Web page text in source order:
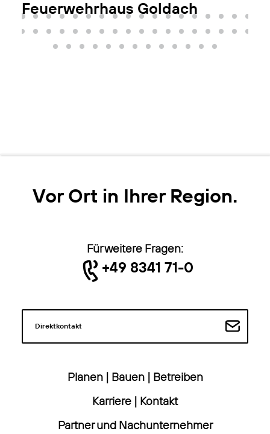
Feuerwehrhaus Goldach
Vor Ort in Ihrer Region.
Für weitere Fragen:
+49 8341 71-0
Direktkontakt
Planen| Bauen| Betreiben
Karriere | Kontakt
Partner und Nachunternehmer